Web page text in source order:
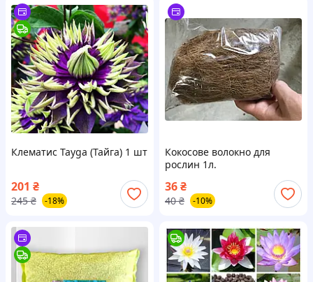
Клематис Tayga (Тайга) 1 шт
201 ₴
245 ₴ -18%
Кокосове волокно для
рослин 1л.
36₴
40 ₴ -10%